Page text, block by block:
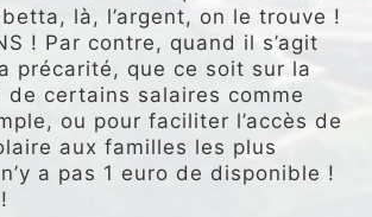
là, l’argent, on le trouve !
! Par contre, quand il s’agit
précarité, que ce soit sur la
de certains salaires comme
ou pour faciliter l’accès de
aux familles les plus
a pas 1 euro de disponible !